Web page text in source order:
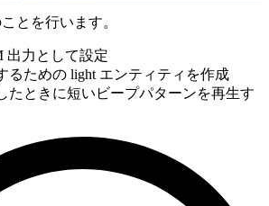
とを行います。
出力として設定
るための light エンティティを作成
たときに短いビープパターンを再生す